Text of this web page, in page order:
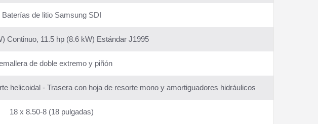
Baterías de litio Samsung SDI
Continuo, 11.5 hp (8.6 kW) Estándar J1995
de doble extremo y piñón
helicoidal - Trasera con hoja de resorte mono y amortiguadores hidráulicos
18 x 8.50-8 (18 pulgadas)